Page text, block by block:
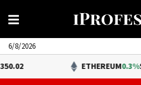
6/8/2026
ETHEREUM 0.3%$1,903.32